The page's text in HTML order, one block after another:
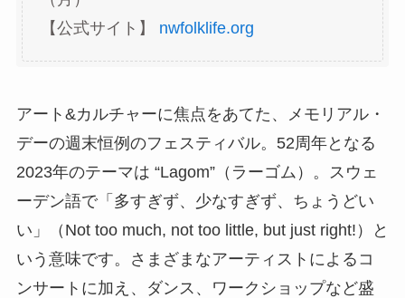
【公式サイト】 nwfolklife.org
アート&カルチャーに焦点をあてた、メモリアル・
デーの週末恒例のフェスティバル。52周年となる
2023年のテーマは “Lagom”（ラーゴム）。スウェ
ーデン語で「多すぎず、少なすぎず、ちょうどい
い」（Not too much, not too little, but just right!）と
いう意味です。さまざまなアーティストによるコ
ンサートに加え、ダンス、ワークショップなど盛